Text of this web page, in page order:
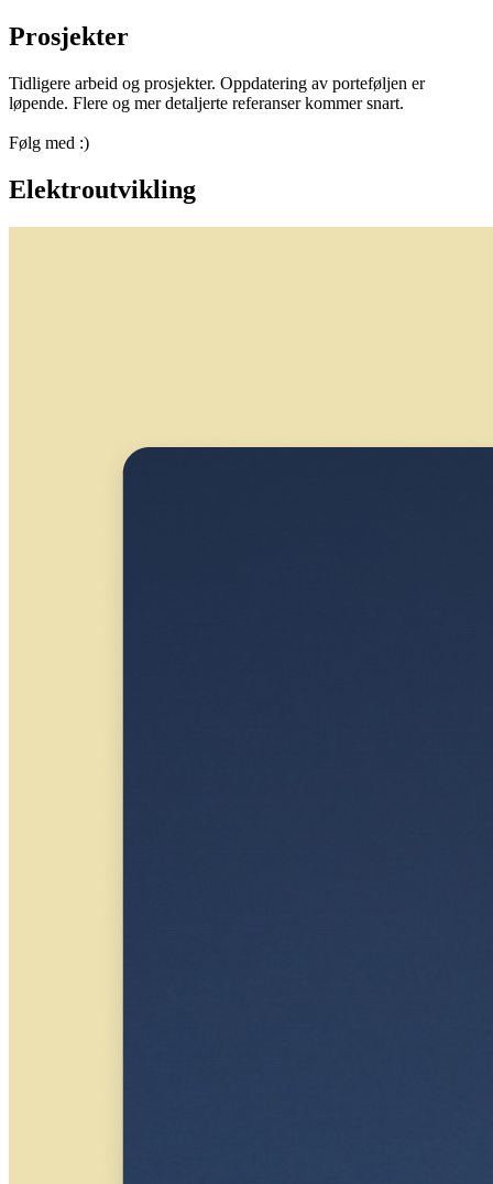
Prosjekter
Tidligere arbeid og prosjekter. Oppdatering av porteføljen er
løpende. Flere og mer detaljerte referanser kommer snart.
Følg med :)
Elektroutvikling